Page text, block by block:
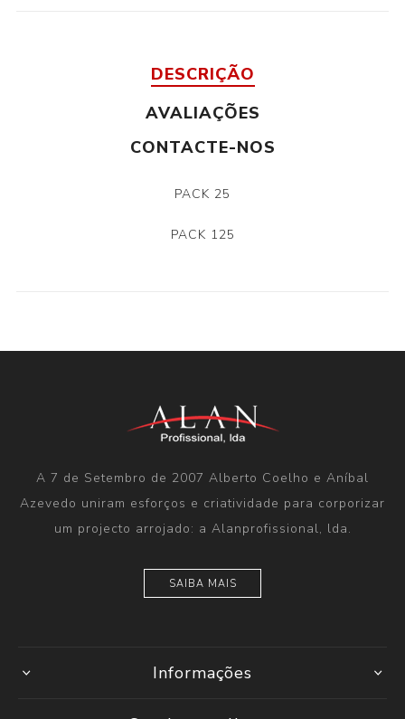
DESCRIÇÃO
AVALIAÇÕES
CONTACTE-NOS
PACK 25
PACK 125
A 7 de Setembro de 2007 Alberto Coelho e Aníbal
Azevedo uniram esforços e criatividade para corporizar
um projecto arrojado: a Alanprofissional, lda.
SAIBA MAIS
Informações